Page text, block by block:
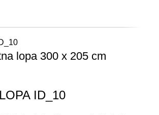
lopa 300 x 205 cm
ID_10